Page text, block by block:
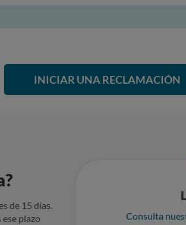
INICIAR UNA RECLAMACIÓN
de 15 días.
plazo
Consulta